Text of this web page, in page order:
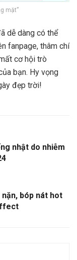
mặt”
dễ dàng có thể
fanpage, thâm chí
cơ hội trò
bạn. Hy vọng
đẹp trời!
nhật do nhiễm
bóp nát hot